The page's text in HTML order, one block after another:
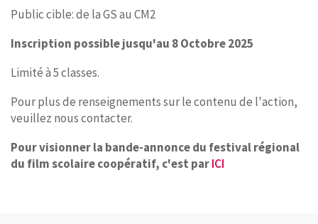
Public cible: de la GS au CM2
Inscription possible jusqu'au 8 Octobre 2025
Limité à 5 classes.
Pour plus de renseignements sur le contenu de l'action,
veuillez nous contacter.
Pour visionner la bande-annonce du festival régional
du film scolaire coopératif, c'est parICI